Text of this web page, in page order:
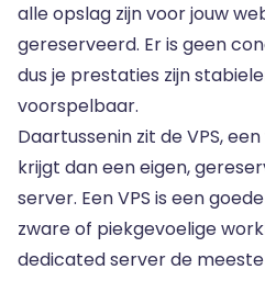
alle opslag zijn voor jouw
gereserveerd. Er is geen
dus je prestaties zijn
voorspelbaar.
Daartussenin zit de VPS,
krijgt dan een eigen,
server. Een VPS is een
zware of piekgevoelige
dedicated server de